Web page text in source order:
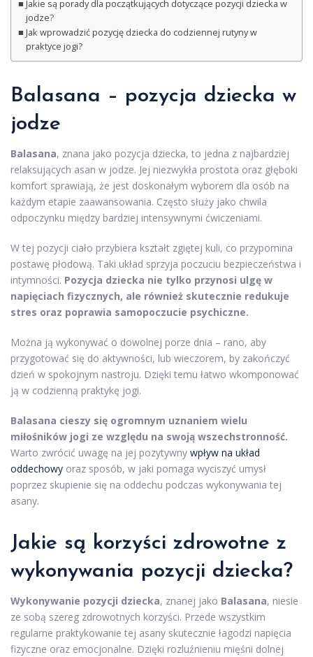
Jakie są porady dla początkujących dotyczące pozycji dziecka w
jodze?
Jak wprowadzić pozycję dziecka do codziennej rutyny w
praktyce jogi?
Balasana – pozycja dziecka w
jodze
Balasana, znana jako pozycja dziecka, to jedna z najbardziej
relaksujących asan w jodze. Jej niezwykła prostota oraz głęboki
komfort sprawiają, że jest doskonałym wyborem dla osób na
każdym etapie zaawansowania. Często służy jako chwila
odpoczynku między bardziej intensywnymi ćwiczeniami.
W tej pozycji ciało przybiera kształt zgiętej kuli, co przypomina
postawę płodową. Taki układ sprzyja poczuciu bezpieczeństwa i
intymności. Pozycja dziecka nie tylko przynosi ulgę w
napięciach fizycznych, ale również skutecznie redukuje
stres oraz poprawia samopoczucie psychiczne.
Można ją wykonywać o dowolnej porze dnia – rano, aby
przygotować się do aktywności, lub wieczorem, by zakończyć
dzień w spokojnym nastroju. Dzięki temu łatwo wkomponować
ją w codzienną praktykę jogi.
Balasana cieszy się ogromnym uznaniem wielu
miłośników jogi ze względu na swoją wszechstronność.
Warto zwrócić uwagę na jej pozytywny wpływ na układ
oddechowy oraz sposób, w jaki pomaga wyciszyć umysł
poprzez skupienie się na oddechu podczas wykonywania tej
asany.
Jakie są korzyści zdrowotne z
wykonywania pozycji dziecka?
Wykonywanie pozycji dziecka, znanej jako Balasana, niesie
ze sobą szereg zdrowotnych korzyści. Przede wszystkim
regularne praktykowanie tej asany skutecznie łagodzi napięcia
fizyczne oraz emocjonalne. Dzięki rozluźnieniu mięśni dolnej